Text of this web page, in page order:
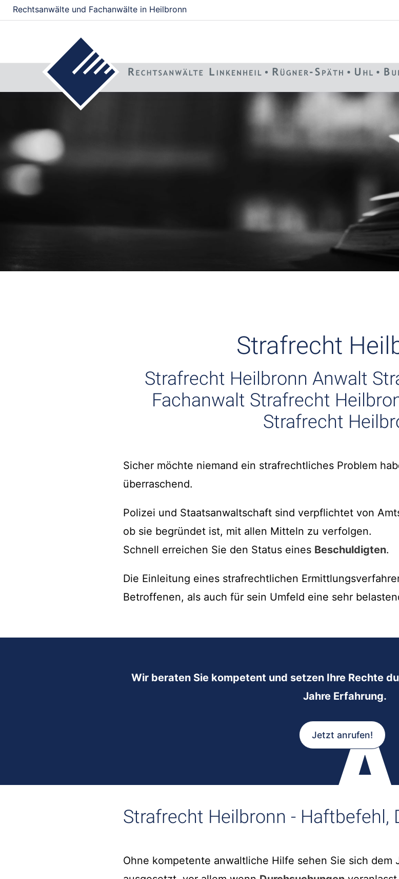
Rechtsanwälte und Fachanwälte in Heilbronn
Strafrecht
Strafrecht Heilbronn Anwalt
Fachanwalt Strafrecht
Strafrecht
Sicher möchte niemand ein strafrechtliches Problem
überraschend.
Polizei und Staatsanwaltschaft sind verpflichtet von
ob sie begründet ist, mit allen Mitteln zu verfolgen.
Schnell erreichen Sie den Status eines Beschuldigten.
Die Einleitung eines strafrechtlichen
Betroffenen, als auch für sein Umfeld eine sehr
Wir beraten Sie kompetent und setzen Ihre Rechte
Jahre Erfahrung.
Jetzt anrufen!
Strafrecht Heilbronn - Haftbefehl,
Ohne kompetente anwaltliche Hilfe sehen Sie sich dem